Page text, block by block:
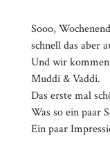
Sooo,
schnell das aber
Und wir
Muddi & Vaddi.
Das erste mal
Was so ein paar
Ein paar